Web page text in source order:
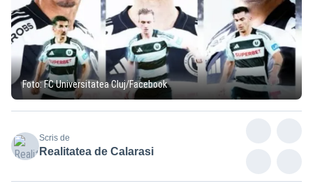
Foto: FC Universitatea Cluj/Facebook
Scris de
Realitatea de Calarasi